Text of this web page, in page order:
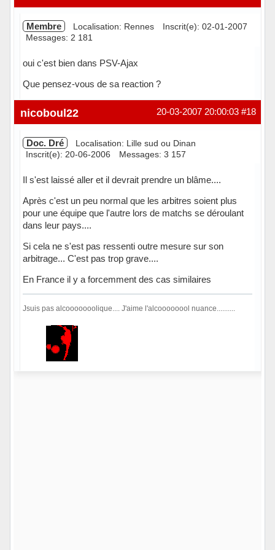
Membre Localisation: Rennes
Inscrit(e): 02-01-2007
Messages: 2 181
oui c'est bien dans PSV-Ajax
Que pensez-vous de sa reaction ?
Hors ligne #18
20-03-2007 20:00:03
nicoboul22
Doc. Dré
Localisation: Lille sud ou Dinan
Inscrit(e): 20-06-2006
Messages: 3 157
Il s'est laissé aller et il devrait prendre un blâme....
Après c'est un peu normal que les arbitres soient plus
pour une équipe que l'autre lors de matchs se déroulant
dans leur pays....
Si cela ne s'est pas ressenti outre mesure sur son
arbitrage... C'est pas trop grave....
En France il y a forcemment des cas similaires
Jsuis pas alcooooooolique.... J'aime l'alcoooooool nuance..........